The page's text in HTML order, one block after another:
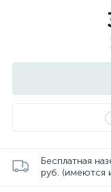
Бесплатная
руб. (имеются